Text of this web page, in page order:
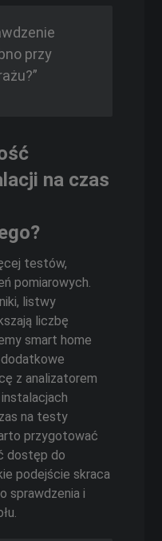
przy
na czas
testów,
pomiarowych.
listwy
liczbę
smart home
z analizatorem
instalacjach
na testy
przygotować
dostęp do
podejście skraca
sprawdzenia i